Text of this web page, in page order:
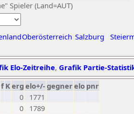
Spieler (Land=AUT)
Oberösterreich Salzburg
Elo-Zeitreihe, Grafik Partie-
f Kerg elo+/-gegnerelo pnr
0
1771
0
1789